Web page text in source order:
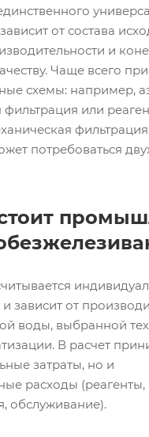
от состава
и
Чаще всего
схемы: например,
фильтрация или
потребоваться
зависит от
воды, выбранной
В расчет
затраты, но и
расходы (реагенты,
обслуживание).